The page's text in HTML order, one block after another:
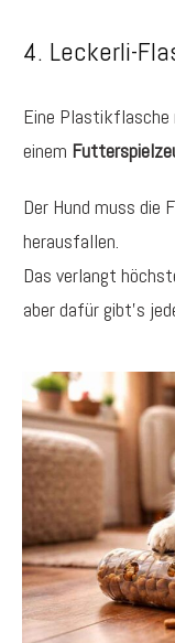
4. Leckerli-
Eine Plastikflasche
einem
Der Hund muss die
herausfallen.
Das verlangt
aber dafür gibt's